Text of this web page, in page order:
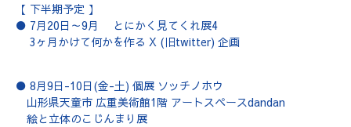
【 下半期予定 】
● 7月20日～9月 とにかく見てくれ展4
3ヶ月かけて何かを作る X (旧twitter) 企画
● 8月9日-10日(金-土) 個展 ソッチノホウ
山形県天童市 広重美術館1階 アートスペースdandan
絵と立体のこじんまり展